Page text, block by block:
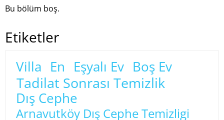
Bu bölüm boş.
Etiketler
Villa En Eşyalı Ev Boş Ev
Tadilat Sonrası Temizlik
Dış Cephe
Arnavutköy Dış Cephe Temizligi